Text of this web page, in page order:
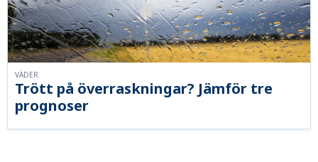
Trött på överraskningar? Jämför tre
prognoser
VÄDER